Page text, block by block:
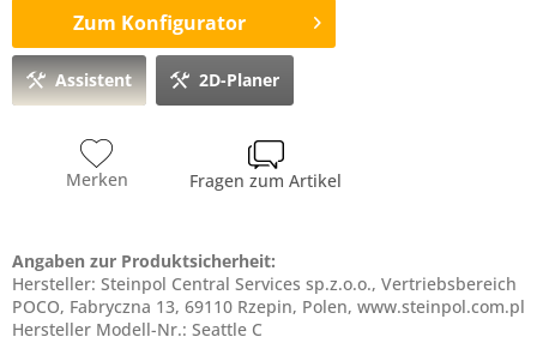
Zum Konfigurator
Assistent 2D-Planer
Merken Fragen zum Artikel
Angaben zur Produktsicherheit:
Hersteller: Steinpol Central Services sp.z.o.o., Vertriebsbereich
POCO, Fabryczna 13, 69110 Rzepin, Polen, www.steinpol.com.pl
Hersteller Modell-Nr.: Seattle C